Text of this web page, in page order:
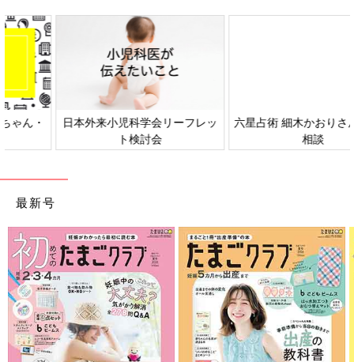
日本外来小児科学会リーフレッ
六星占術 細木かおりさんの人生
最新号